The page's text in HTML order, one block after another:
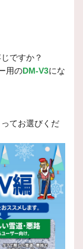
ですか？
用のDM-V3にな
てお選びくだ